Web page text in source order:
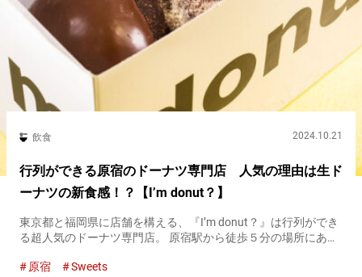
飲食 2024.10.21
行列ができる原宿のドーナツ専門店 人気の理由は生ド
ーナツの新食感！？【I’m donut？】
東京都と福岡県に店舗を構える、『I’m donut？』は行列ができ
る超人気のドーナツ専門店。 原宿駅から徒歩５分の場所にある
の理由は、従来のドーナツとは違う食感。 もちもちとやわら
原宿 Sweets